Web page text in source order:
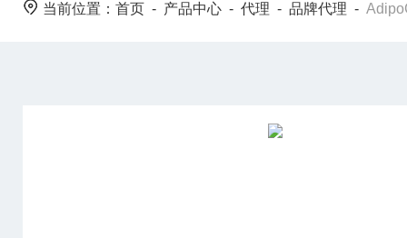
当前位置： 首页 - 产品中心 - 代理 - 品牌代理 -